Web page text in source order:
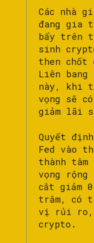
Các nhà
đang gia
bẩy trên
sinh
then chốt
Liên
này, khi
vọng sẽ
giảm lãi
Quyết
Fed vào
thành
vọng
cắt giảm
trăm, có
vị rủi ro,
crypto.